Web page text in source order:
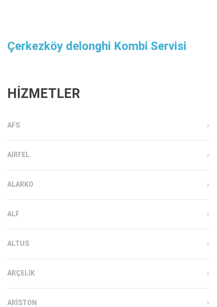
Çerkezköy delonghi Kombi Servisi
HİZMETLER
AFS
AIRFEL
ALARKO
ALF
ALTUS
ARÇELIK
ARISTON